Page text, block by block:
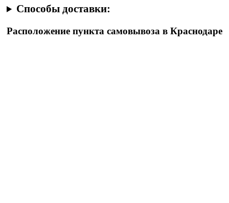
Способы доставки:
Расположение пункта самовывоза в Краснодаре